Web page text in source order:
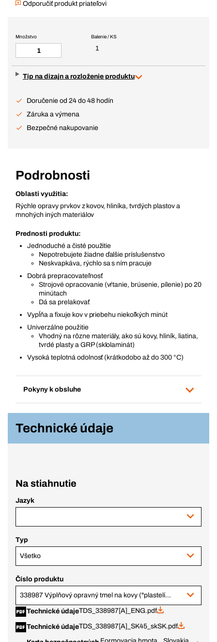
Odporučiť produkt priateľovi
Balenie / KS
1
Množstvo
Tip na dizajn a rozloženie produktu
Doručenie od 24 do 48 hodín
Záruka a výmena
Bezpečné nakupovanie
Podrobnosti
Oblasti využitia:
Rýchle opravy prvkov z kovov, hliníka, tvrdých plastov a
mnohých iných materiálov
Prednosti produktu:
Jednoduché a čisté použitie
Nepotrebujete žiadne ďalšie príslušenstvo
Neskvapkáva, rýchlo sa s ním pracuje
Dobrá prepracovateľnosť
Strojové opracovanie (vŕtanie, brúsenie, pílenie) po 20
minútach
Dá sa prelakovať
Vypĺňa a fixuje kov v priebehu niekoľkých minút
Univerzálne použitie
Vhodný na rôzne materiály, ako sú kovy, hliník, liatina,
tvrdé plasty a GRP (sklolaminát)
Vysoká teplotná odolnosť (krátkodobo až do 300 °C)
Pokyny k obsluhe
Technické údaje
Na stiahnutie
Jazyk
Typ
Všetko
Číslo produktu
338987 Výplňový opravný tmel na kovy ("plastelína"), 115 g
Technické údajeTDS_338987[A]_ENG.pdf
Technické údajeTDS_338987[A]_SK45_skSK.pdf